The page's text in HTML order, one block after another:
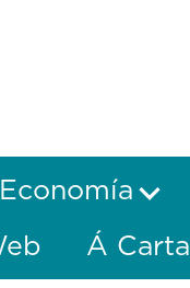
Economía
Á Carta